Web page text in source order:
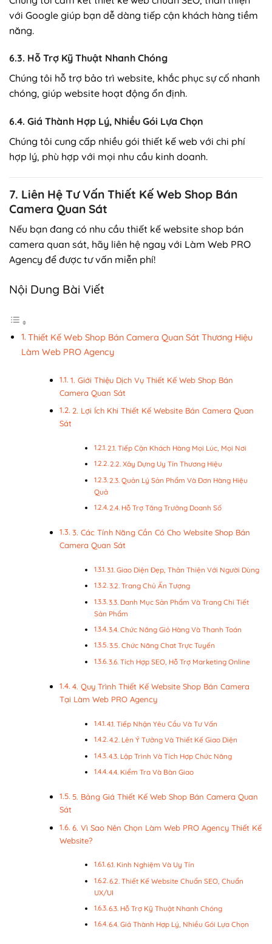
với Google giúp bạn dễ dàng tiếp cận khách hàng tiềm
năng.
6.3. Hỗ Trợ Kỹ Thuật Nhanh Chóng
Chúng tôi hỗ trợ bảo trì website, khắc phục sự cố nhanh
chóng, giúp website hoạt động ổn định.
6.4. Giá Thành Hợp Lý, Nhiều Gói Lựa Chọn
Chúng tôi cung cấp nhiều gói thiết kế web với chi phí
hợp lý, phù hợp với mọi nhu cầu kinh doanh.
7. Liên Hệ Tư Vấn Thiết Kế Web Shop Bán
Camera Quan Sát
Nếu bạn đang có nhu cầu thiết kế website shop bán
camera quan sát, hãy liên hệ ngay với Làm Web PRO
Agency để được tư vấn miễn phí!
Nội Dung Bài Viết
Thiết Kế Web Shop Bán Camera Quan Sát Thương Hiệu
Làm Web PRO Agency
1. Giới Thiệu Dịch Vụ Thiết Kế Web Shop Bán
Camera Quan Sát
2. Lợi Ích Khi Thiết Kế Website Bán Camera Quan
Sát
2.1. Tiếp Cận Khách Hàng Mọi Lúc, Mọi Nơi
2.2. Xây Dựng Uy Tín Thương Hiệu
2.3. Quản Lý Sản Phẩm Và Đơn Hàng Hiệu
Quả
2.4. Hỗ Trợ Tăng Trưởng Doanh Số
3. Các Tính Năng Cần Có Cho Website Shop Bán
Camera Quan Sát
3.1. Giao Diện Đẹp, Thân Thiện Với Người Dùng
3.2. Trang Chủ Ấn Tượng
3.3. Danh Mục Sản Phẩm Và Trang Chi Tiết
Sản Phẩm
3.4. Chức Năng Giỏ Hàng Và Thanh Toán
3.5. Chức Năng Chat Trực Tuyến
3.6. Tích Hợp SEO, Hỗ Trợ Marketing Online
4. Quy Trình Thiết Kế Website Shop Bán Camera
Tại Làm Web PRO Agency
4.1. Tiếp Nhận Yêu Cầu Và Tư Vấn
4.2. Lên Ý Tưởng Và Thiết Kế Giao Diện
4.3. Lập Trình Và Tích Hợp Chức Năng
4.4. Kiểm Tra Và Bàn Giao
5. Bảng Giá Thiết Kế Web Shop Bán Camera Quan
Sát
6. Vì Sao Nên Chọn Làm Web PRO Agency Thiết Kế
Website?
6.1. Kinh Nghiệm Và Uy Tín
6.2. Thiết Kế Website Chuẩn SEO, Chuẩn
UX/UI
6.3. Hỗ Trợ Kỹ Thuật Nhanh Chóng
6.4. Giá Thành Hợp Lý, Nhiều Gói Lựa Chọn